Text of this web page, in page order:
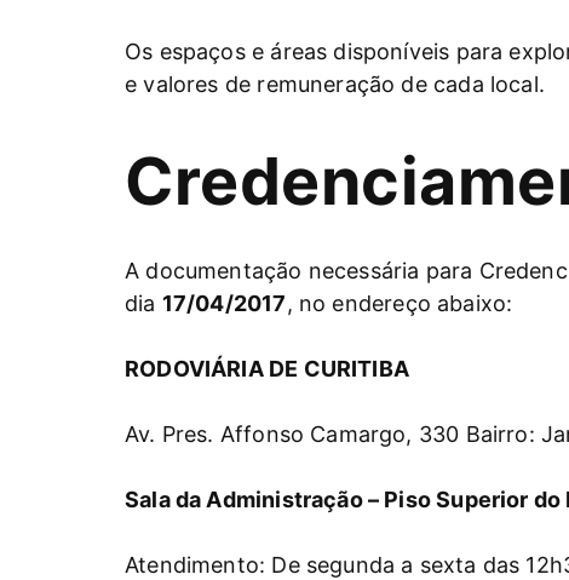
Os espaços e áreas disponíveis para
e valores de remuneração de cada local.
A documentação necessária para
dia 17/04/2017, no endereço abaixo:
RODOVIÁRIA DE CURITIBA
Av. Pres. Affonso Camargo, 330 Bairro:
Sala da Administração – Piso Superior do
Atendimento: De segunda a sexta das